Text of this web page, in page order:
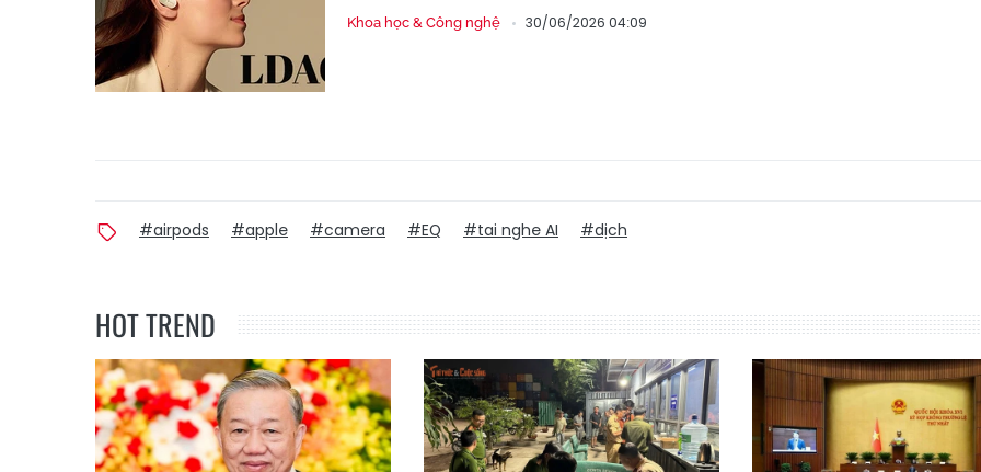
Khoa học & Công nghệ 30/06/2026 04:09
#airpods #apple #camera #EQ #tai nghe AI #dịch
HOT TREND